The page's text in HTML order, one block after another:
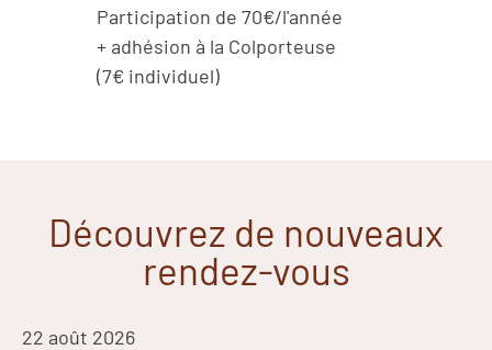
Participation de 70€/l'année
+ adhésion à la Colporteuse
(7€ individuel)
Découvrez de nouveaux
rendez-vous
22 août 2026